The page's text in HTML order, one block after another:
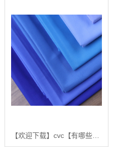
【欢迎下载】cvc【有哪些?】